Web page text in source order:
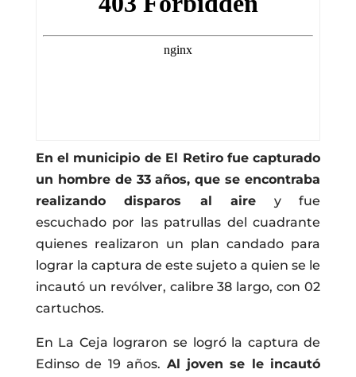
En el municipio de El Retiro fue capturado
un hombre de 33 años, que se encontraba
realizando disparos al aire y fue
escuchado por las patrullas del cuadrante
quienes realizaron un plan candado para
lograr la captura de este sujeto a quien se le
incautó un revólver, calibre 38 largo, con 02
cartuchos.
En La Ceja lograron se logró la captura de
Edinso de 19 años. Al joven se le incautó